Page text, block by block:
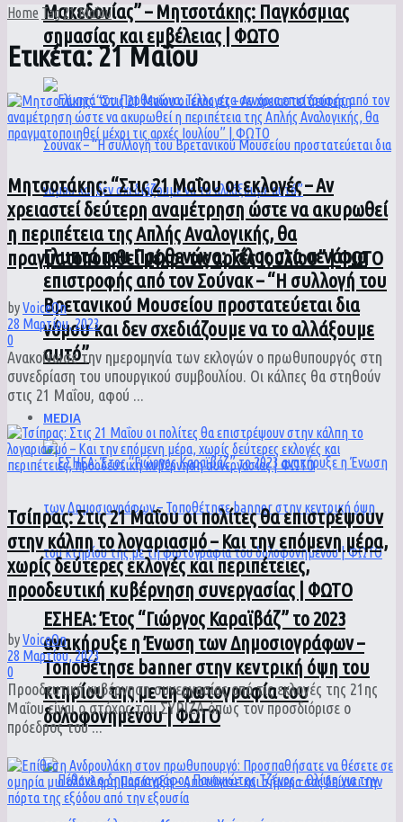
Μακεδονίας” – Μητσοτάκης: Παγκόσμιας
σημασίας και εμβέλειας | ΦΩΤΟ
Γλυπτά του Παρθενώνα: Τέλος στα σενάρια
επιστροφής από τον Σούνακ – “Η συλλογή του
Βρετανικού Μουσείου προστατεύεται δια
νόμου και δεν σχεδιάζουμε να το αλλάξουμε
αυτό”
MEDIA
ΕΣΗΕΑ: Έτος “Γιώργος Καραϊβάζ” το 2023
ανακήρυξε η Ένωση των Δημοσιογράφων –
Τοποθέτησε banner στην κεντρική όψη του
κτηρίου της με τη φωτογραφία του
δολοφονημένου | ΦΩΤΟ
Home Tag21 Μαΐου
Ετικέτα:21 Μαΐου
Μητσοτάκης: “Στις 21 Μαΐου οι εκλογές – Αν
χρειαστεί δεύτερη αναμέτρηση ώστε να ακυρωθεί
η περιπέτεια της Απλής Αναλογικής, θα
πραγματοποιηθεί μέχρι τις αρχές Ιουλίου” | ΦΩΤΟ
byVoiceOn
28 Μαρτίου, 2023
0
Ανακοίνωσε την ημερομηνία των εκλογών ο πρωθυπουργός στη
συνεδρίαση του υπουργικού συμβουλίου. Οι κάλπες θα στηθούν
στις 21 Μαΐου, αφού ...
Τσίπρας: Στις 21 Μαΐου οι πολίτες θα επιστρέψουν
στην κάλπη το λογαριασμό – Και την επόμενη μέρα,
χωρίς δεύτερες εκλογές και περιπέτειες,
προοδευτική κυβέρνηση συνεργασίας | ΦΩΤΟ
byVoiceOn
28 Μαρτίου, 2023
0
Προοδευτική κυβέρνηση συνεργασίας από τις εκλογές της 21ης
Μαΐου είναι ο στόχος του ΣΥΡΙΖΑ όπως τον προσδιόρισε ο
πρόεδρος του ...